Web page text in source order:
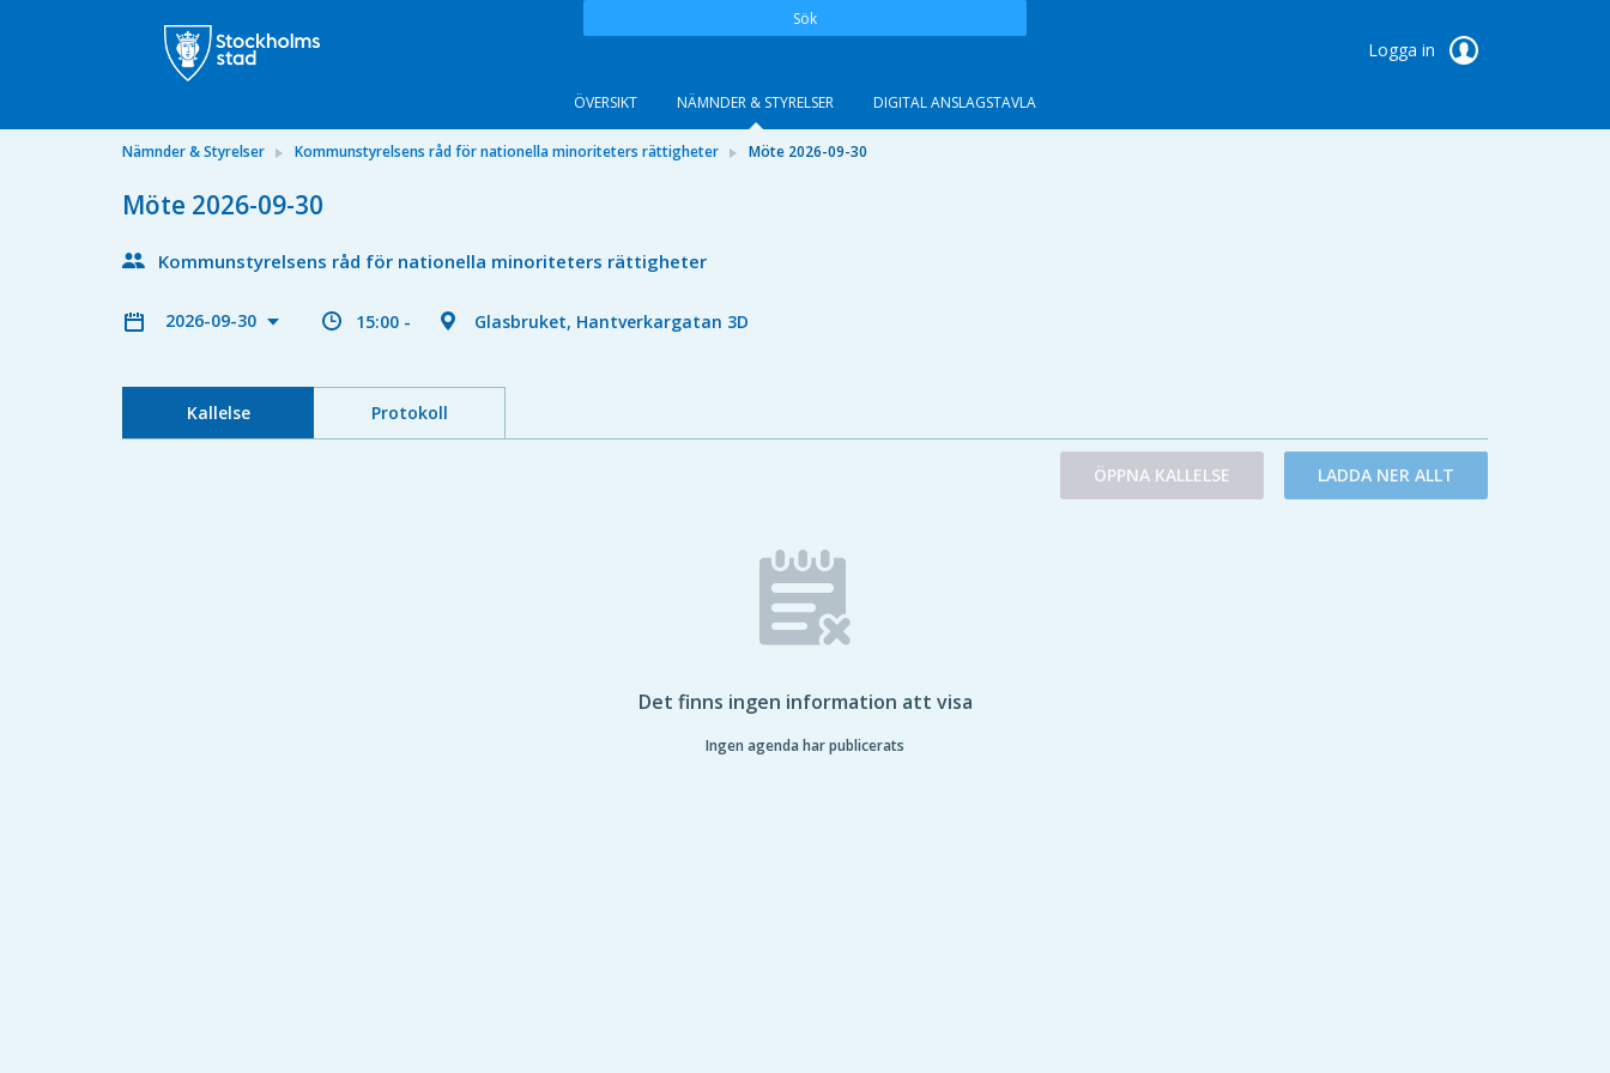
Sök
Logga in
ÖVERSIKT NÄMNDER & STYRELSER DIGITAL ANSLAGSTAVLA
Nämnder & Styrelser Kommunstyrelsens råd för nationella minoriteters rättigheter Möte 2026-09-30
Möte 2026-09-30
Kommunstyrelsens råd för nationella minoriteters rättigheter
2026-09-30 15:00 - Glasbruket, Hantverkargatan 3D
Kallelse Protokoll
ÖPPNA KALLELSE LADDA NER ALLT
Det finns ingen information att visa
Ingen agenda har publicerats